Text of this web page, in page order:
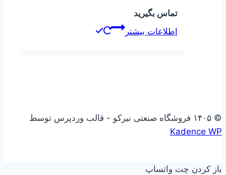
تماس بگیرید
اطلاعات بیشتر
© ۱۴۰۵ فروشگاه صنعتی نیرکو - قالب وردپرس توسط
Kadence WP
باز کردن چت واتساپ